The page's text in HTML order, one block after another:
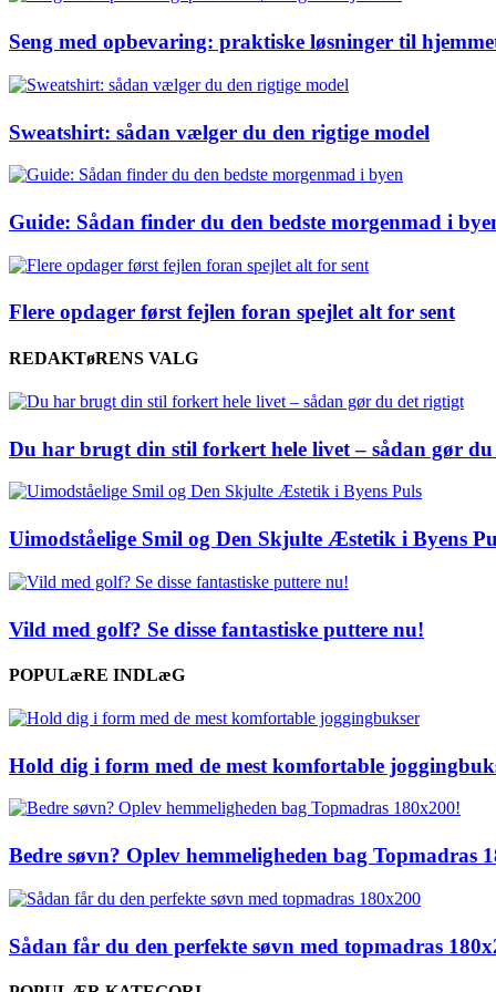
Seng med opbevaring: praktiske løsninger til
Sweatshirt: sådan vælger du den rigtige model
Guide: Sådan finder du den bedste morgenmad i
Flere opdager først fejlen foran spejlet alt for sent
REDAKTøRENS VALG
Du har brugt din stil forkert hele livet – sådan gør
Uimodståelige Smil og Den Skjulte Æstetik i Byens
Vild med golf? Se disse fantastiske puttere nu!
POPULæRE INDLæG
Hold dig i form med de mest komfortable
Bedre søvn? Oplev hemmeligheden bag Topmadras
Sådan får du den perfekte søvn med topmadras